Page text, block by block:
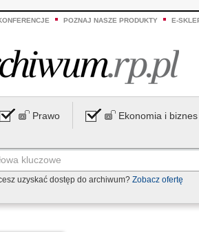
POZNAJ NASZE PRODUKTY E-
Prawo Ekonomia i biznes
uzyskać dostęp do archiwum? Zobacz ofertę